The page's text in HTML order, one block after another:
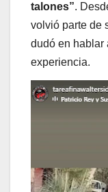
talones”.
volvió parte de
dudó en hablar
experiencia.